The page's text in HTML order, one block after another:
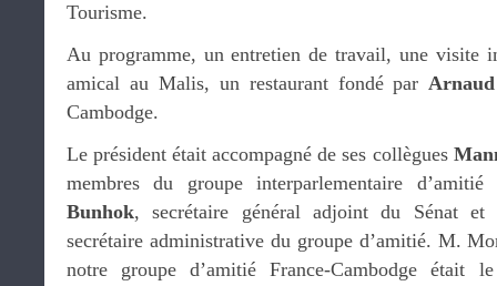
Tourisme.
Au programme, un entretien de travail, une visite
amical au Malis, un restaurant fondé par
Cambodge.
Le président était accompagné de ses collègues
membres du groupe interparlementaire
Bunhok, secrétaire général adjoint du Sénat
secrétaire administrative du groupe d’amitié. M.
notre groupe d’amitié France-Cambodge était